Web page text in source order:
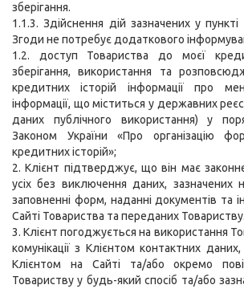
зберігання.
1.1.3. Здійснення дій зазначених у
Згоди не потребує додаткового
1.2. доступ Товариства до моєї
зберігання, використання та
кредитних історій інформації про
інформації, що міститься у державних
даних публічного використання) у
Законом України «Про організацію
кредитних історій»;
2. Клієнт підтверджує, що він має
усіх без виключення даних, зазначених
заповненні форм, наданні документів та
Сайті Товариства та переданих Товариству.
3. Клієнт погоджується на використання
комунікації з Клієнтом контактних
Клієнтом на Сайті та/або окремо
Товариству у будь-який спосіб та/або